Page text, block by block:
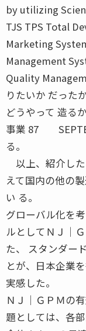
by utilizing
TJS TPS Total
Marketing
Management
Quality
りたいか だった
どうやって 造る
事業 87
る。
以上、紹介し
えて国内の他の
い る。
グローバル化を
ルとしてＮＪ│
た、 スタンダー
とが、日本企業
実感した。
ＮＪ│ＧＰＭの
題としては、各